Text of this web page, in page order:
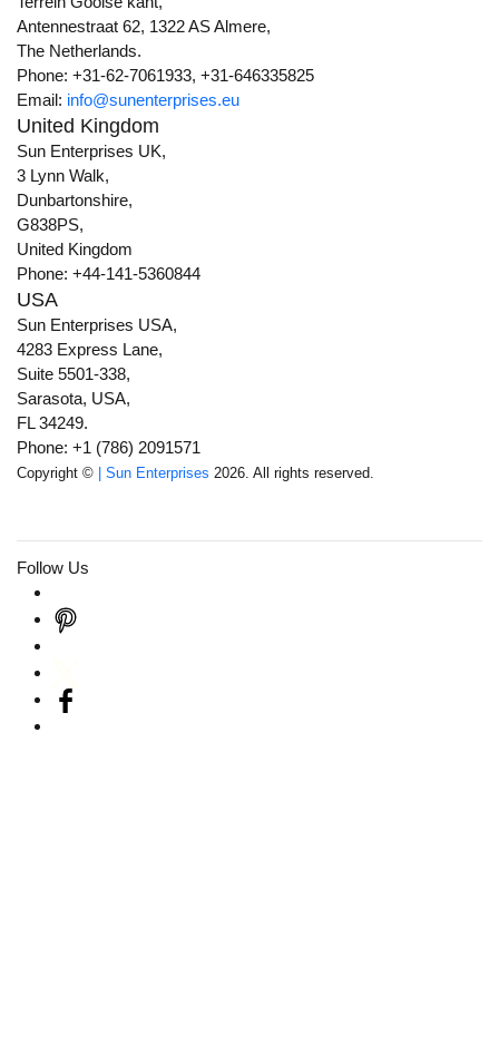
Antennestraat 62, 1322 AS Almere,
The Netherlands.
Phone: +31-62-7061933, +31-646335825
Email: info@sunenterprises.eu
United Kingdom
Sun Enterprises UK,
3 Lynn Walk,
Dunbartonshire,
G838PS,
United Kingdom
Phone: +44-141-5360844
USA
Sun Enterprises USA,
4283 Express Lane,
Suite 5501-338,
Sarasota, USA,
FL 34249.
Phone: +1 (786) 2091571
Copyright © | Sun Enterprises 2026. All rights reserved.
Follow Us